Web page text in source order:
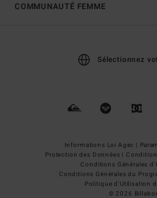
COMMUNAUTÉ FEMME
Sélectionnez
Informations Loi Agec |
Protection des Données |
Conditions Générales
Conditions Générales du
Politique d'Utilisation
© 2026